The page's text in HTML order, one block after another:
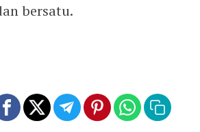
bersatu.